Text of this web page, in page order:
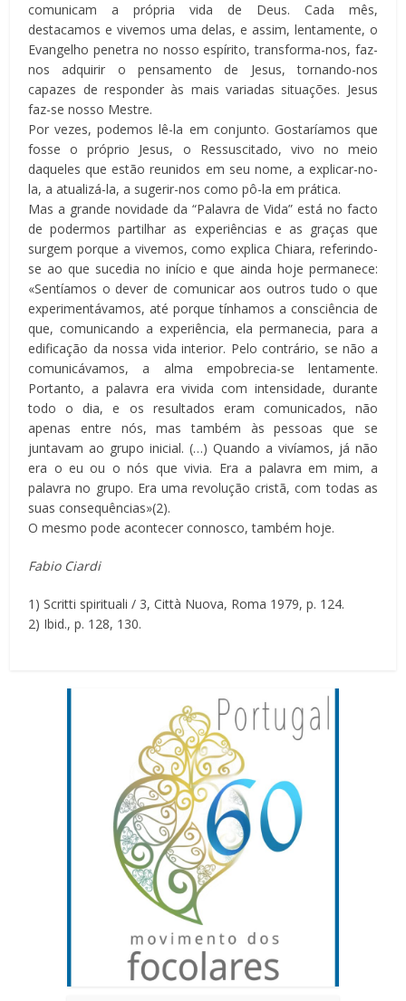
comunicam a própria vida de Deus. Cada mês,
destacamos e vivemos uma delas, e assim, lentamente, o
Evangelho penetra no nosso espírito, transforma-nos, faz-
nos adquirir o pensamento de Jesus, tornando-nos
capazes de responder às mais variadas situações. Jesus
faz-se nosso Mestre.
Por vezes, podemos lê-la em conjunto. Gostaríamos que
fosse o próprio Jesus, o Ressuscitado, vivo no meio
daqueles que estão reunidos em seu nome, a explicar-no-
la, a atualizá-la, a sugerir-nos como pô-la em prática.
Mas a grande novidade da “Palavra de Vida” está no facto
de podermos partilhar as experiências e as graças que
surgem porque a vivemos, como explica Chiara, referindo-
se ao que sucedia no início e que ainda hoje permanece:
«Sentíamos o dever de comunicar aos outros tudo o que
experimentávamos, até porque tínhamos a consciência de
que, comunicando a experiência, ela permanecia, para a
edificação da nossa vida interior. Pelo contrário, se não a
comunicávamos, a alma empobrecia-se lentamente.
Portanto, a palavra era vivida com intensidade, durante
todo o dia, e os resultados eram comunicados, não
apenas entre nós, mas também às pessoas que se
juntavam ao grupo inicial. (…) Quando a vivíamos, já não
era o eu ou o nós que vivia. Era a palavra em mim, a
palavra no grupo. Era uma revolução cristã, com todas as
suas consequências»(2).
O mesmo pode acontecer connosco, também hoje.
Fabio Ciardi
1) Scritti spirituali / 3, Città Nuova, Roma 1979, p. 124.
2) Ibid., p. 128, 130.